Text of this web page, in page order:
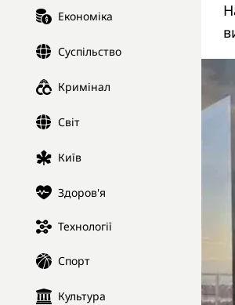
Економіка
Суспільство
Кримінал
Світ
Київ
Здоров'я
Технології
Спорт
Культура